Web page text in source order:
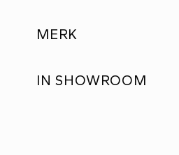
MERK
IN SHOWROOM